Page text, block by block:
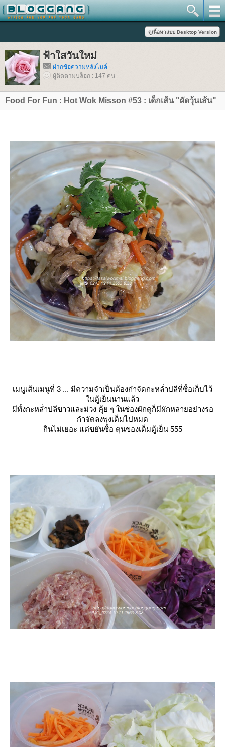
ฟ้าใสวันใหม่
ฝากข้อความหลังไมค์
ผู้ติดตามบล็อก : 147 คน
Food For Fun : Hot Wok Misson #53 : เด็กเส้น "ผัดวุ้นเส้น"
เมนูเส้นเมนูที่ 3 ... มีความจำเป็นต้องกำจัดกะหล่ำปลีที่ซื้อเก็บไว้
นตู้เย็นนานแล้ว
มีทั้งกะหล่ำปลีขาวและม่วง คุ้ย ๆ ในช่องผักดูก็มีผักหลายอย่างรอ
กำจัดลงพุงเต็มไปหมด
กินไม่เยอะ แต่ขยันซื้อ ตุนของเต็มตู้เย็น 555